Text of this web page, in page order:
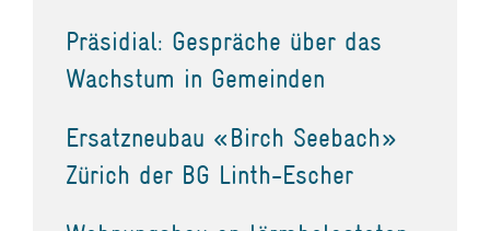
Präsidial: Gespräche über das
Wachstum in Gemeinden
Ersatzneubau «Birch Seebach»
Zürich der BG Linth-Escher